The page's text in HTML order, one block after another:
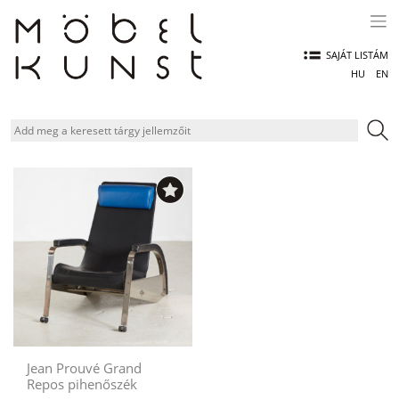
content
SAJÁT LISTÁM
HU
EN
Jean Prouvé Grand
Repos pihenőszék